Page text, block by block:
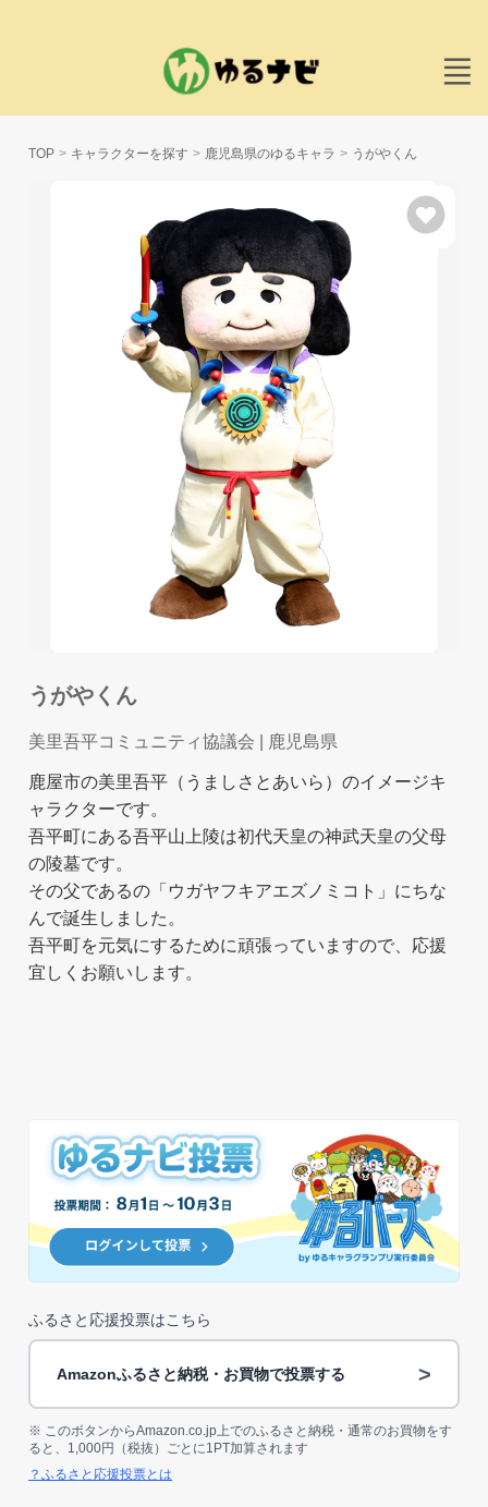
TOP キャラクターを探す 鹿児島県のゆるキャラ うがやくん
うがやくん
美里吾平コミュニティ協議会 | 鹿児島県
鹿屋市の美里吾平（うましさとあいら）のイメージキ
ャラクターです。
吾平町にある吾平山上陵は初代天皇の神武天皇の父母
の陵墓です。
その父であるの「ウガヤフキアエズノミコト」にちな
んで誕生しました。
吾平町を元気にするために頑張っていますので、応援
宜しくお願いします。
ふるさと応援投票はこちら
Amazonふるさと納税・お買物で投票する >
※ このボタンからAmazon.co.jp上でのふるさと納税・通常のお買物をす
ると、1,000円（税抜）ごとに1PT加算されます
？ふるさと応援投票とは